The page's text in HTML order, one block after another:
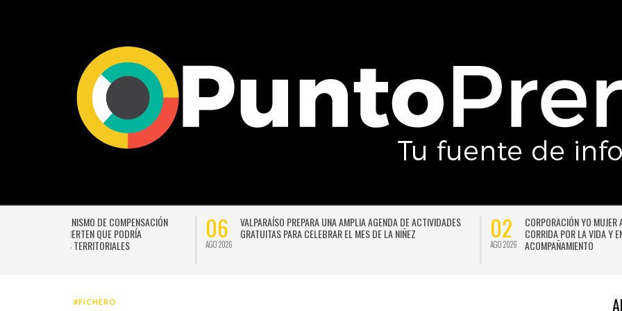
02
AGO 2026
CORPORACIÓN YO MUJER ABRE INSCRIPCIONES PARA LA 17ª
CORRIDA POR LA VIDA Y ENFATIZA EN EL PODER DEL
ACOMPAÑAMIENTO
29
“LA PÉRGOLA DE LAS FLORES” VUELVE CON UNA VERSIÓN
RENOVADA Y CHISPEANTE BAJO LA DIRECCIÓN DE GUSTAVO
#FICHERO